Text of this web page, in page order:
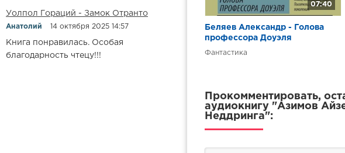
Уолпол Гораций - Замок Отранто
Анатолий 14 октября 2025 14:57
Книга понравилась. Особая
благодарность чтецу!!!
07:40
Беляев Александр - Голова
профессора Доуэля
Фантастика
Прокомментировать,
аудиокнигу "Азимов
Неддринга":